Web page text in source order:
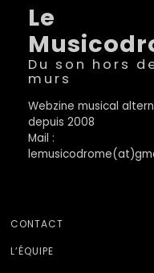
Le
Du son hors
murs
Webzine musical
depuis 2008
Mail :
CONTACT
L’ÉQUIPE